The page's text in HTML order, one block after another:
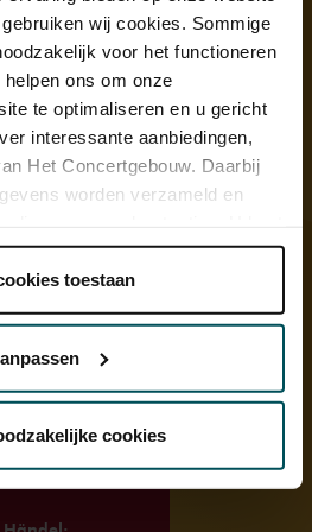
wij cookies. Sommige
voor het functioneren
ons om onze
te optimaliseren en u gericht
interessante aanbiedingen,
Het Concertgebouw. Daarbij
worden verzameld en
cookies wij mogen
hier. Lees onze
op onze website kunt u uw
toestaan
cookies